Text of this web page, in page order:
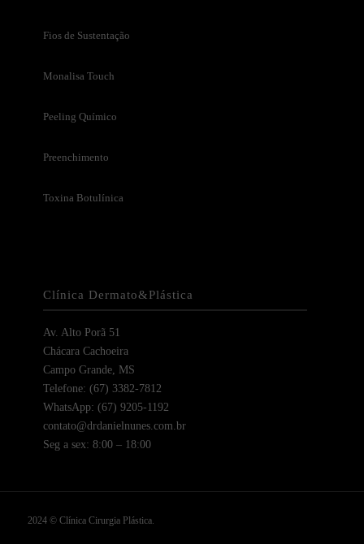
Fios de Sustentação
Monalisa Touch
Peeling Químico
Preenchimento
Toxina Botulínica
Clínica Dermato&Plástica
Av. Alto Porã 51
Chácara Cachoeira
Campo Grande, MS
Telefone: (67) 3382-7812
WhatsApp: (67) 9205-1192
contato@drdanielnunes.com.br
Seg a sex: 8:00 – 18:00
2024 © Clínica Cirurgia Plástica.